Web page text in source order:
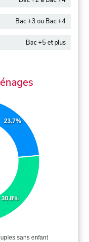
Bac +3 ou Bac +4
Bac +5 et plus
23.7%
30.8%
sans enfant